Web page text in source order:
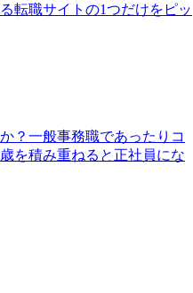
転職サイトの1つだけをピッ
？一般事務職であったりコ
を積み重ねると正社員にな